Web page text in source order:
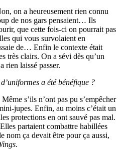
on a heureusement rien connu
de nos gars pensaient… Ils
que cette fois-ci on pourrait pas
qui vous survolaient en
de… Enfin le contexte était
très clairs. On a sévi dès qu’un
rien laissé passer.
a été bénéfique ?
s’ils n’ont pas pu s’empêcher
jupes. Enfin, au moins c’était un
protections en ont sauvé pas mal.
partaient combattre habillées
nom ça devait être pour ça aussi,
.